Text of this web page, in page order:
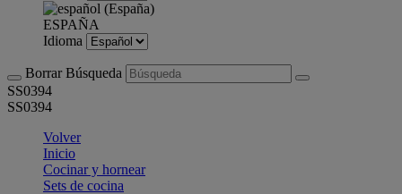
ESPAÑA
Idioma
Borrar Búsqueda
SS0394
SS0394
Volver
Inicio
Cocinar y hornear
Sets de cocina